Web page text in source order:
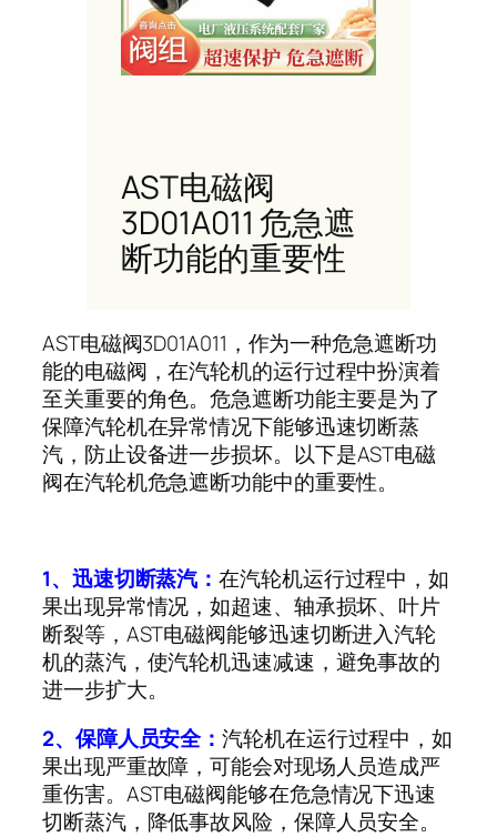
AST电磁阀
3D01A011 危急遮
断功能的重要性
AST电磁阀3D01A011 ，作为一种危急遮断功
能的电磁阀，在汽轮机的运行过程中扮演着
至关重要的角色。危急遮断功能主要是为了
保障汽轮机在异常情况下能够迅速切断蒸
汽，防止设备进一步损坏。以下是AST电磁
阀在汽轮机危急遮断功能中的重要性。
1、迅速切断蒸汽：在汽轮机运行过程中，如
果出现异常情况，如超速、轴承损坏、叶片
断裂等， AST电磁阀能够迅速切断进入汽轮
机的蒸汽，使汽轮机迅速减速，避免事故的
进一步扩大。
2、保障人员安全：汽轮机在运行过程中，如
果出现严重故障，可能会对现场人员造成严
重伤害。 AST电磁阀能够在危急情况下迅速
切断蒸汽，降低事故风险，保障人员安全。